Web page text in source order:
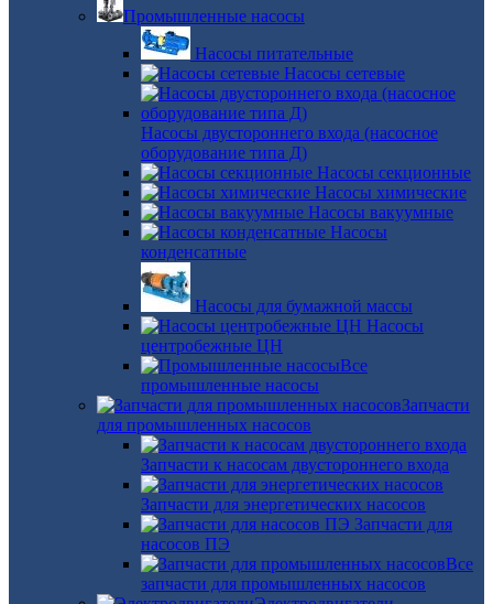
Промышленные насосы
Насосы питательные
Насосы сетевые
Насосы двустороннего входа (насосное
оборудование типа Д)
Насосы секционные
Насосы химические
Насосы вакуумные
Насосы
конденсатные
Насосы для бумажной массы
Насосы
центробежные ЦН
Все
промышленные насосы
Запчасти
для промышленных насосов
Запчасти к насосам двустороннего входа
Запчасти для энергетических насосов
Запчасти для
насосов ПЭ
Все
запчасти для промышленных насосов